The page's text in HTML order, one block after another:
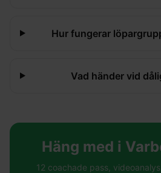
Hur fungerar
Vad händer vid
Häng med i
12 coachade pass,